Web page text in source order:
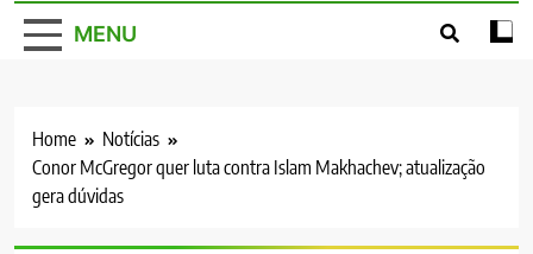
MENU
Home
Notícias
Conor McGregor quer luta contra Islam Makhachev; atualização
gera dúvidas